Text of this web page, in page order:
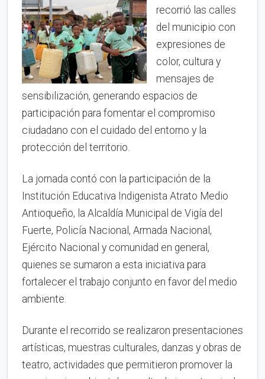
recorrió las calles
del municipio con
expresiones de
color, cultura y
mensajes de
sensibilización, generando espacios de
participación para fomentar el compromiso
ciudadano con el cuidado del entorno y la
protección del territorio.
La jornada contó con la participación de la
Institución Educativa Indigenista Atrato Medio
Antioqueño, la Alcaldía Municipal de Vigía del
Fuerte, Policía Nacional, Armada Nacional,
Ejército Nacional y comunidad en general,
quienes se sumaron a esta iniciativa para
fortalecer el trabajo conjunto en favor del medio
ambiente.
Durante el recorrido se realizaron presentaciones
artísticas, muestras culturales, danzas y obras de
teatro, actividades que permitieron promover la